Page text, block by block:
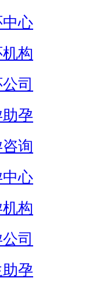
中心
构
司
孕
询
中心
构
司
孕